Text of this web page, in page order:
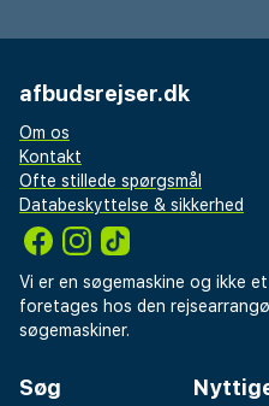
afbudsrejser.dk
Om os
Kontakt
Ofte stillede spørgsmål
Databeskyttelse & sikkerhed
Vi er en søgemaskine og ikke
foretages hos den
søgemaskiner.
Søg